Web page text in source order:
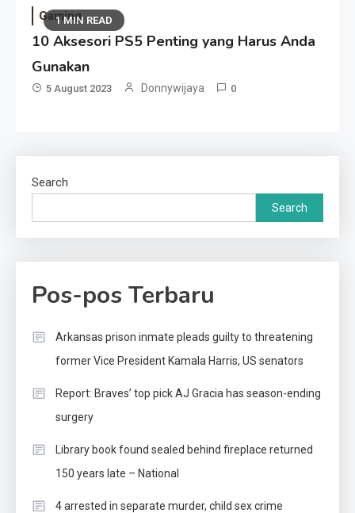
1 MIN READ
Gaming
10 Aksesori PS5 Penting yang Harus Anda
Gunakan
5 August 2023 Donnywijaya 0
Search
Search
Pos-pos Terbaru
Arkansas prison inmate pleads guilty to threatening
former Vice President Kamala Harris, US senators
Report: Braves’ top pick AJ Gracia has season-ending
surgery
Library book found sealed behind fireplace returned
150 years late – National
4 arrested in separate murder, child sex crime